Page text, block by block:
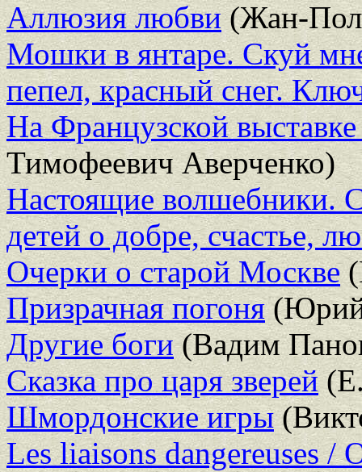
Аллюзия любви(Жан-
Мошки в янтаре. Скуй
пепел, красный снег.
На Французской выставке
Тимофеевич Аверченко)
Настоящие волшебники.
детей о добре, счастье,
Очерки о старой Москве
Призрачная погоня(Юрий
Другие боги(Вадим
Сказка про царя зверей
Шмордонские игры
Les liaisons dangereuses /